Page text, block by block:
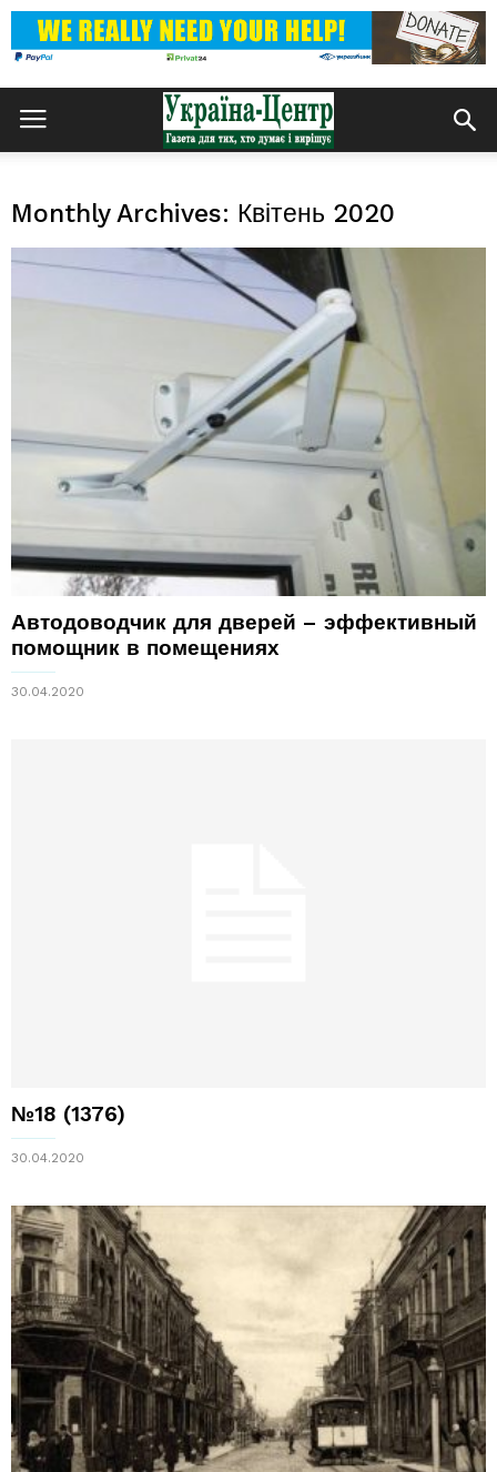
Monthly Archives: Квітень 2020
Автодоводчик для дверей – эффективный
помощник в помещениях
30.04.2020
№18 (1376)
30.04.2020